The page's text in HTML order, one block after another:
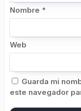
Nombre *
Web
Guarda mi
este navegador